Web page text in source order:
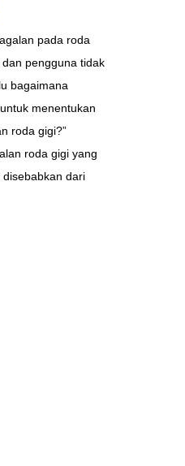
pada roda
pengguna tidak
bagaimana
menentukan
roda gigi?”
roda gigi yang
dari